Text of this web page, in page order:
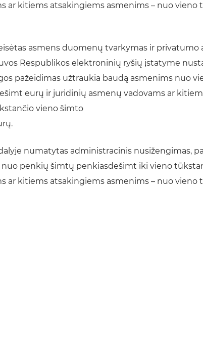
ar kitiems atsakingiems asmenims – nuo
asmens duomenų tvarkymas ir
Respublikos elektroninių ryšių įstatyme
pažeidimas užtraukia baudą asmenims nuo
eurų ir juridinių asmenų vadovams ar
vieno šimto
dalyje numatytas administracinis nusižengimas,
nuo penkių šimtų penkiasdešimt iki vieno
ar kitiems atsakingiems asmenims – nuo